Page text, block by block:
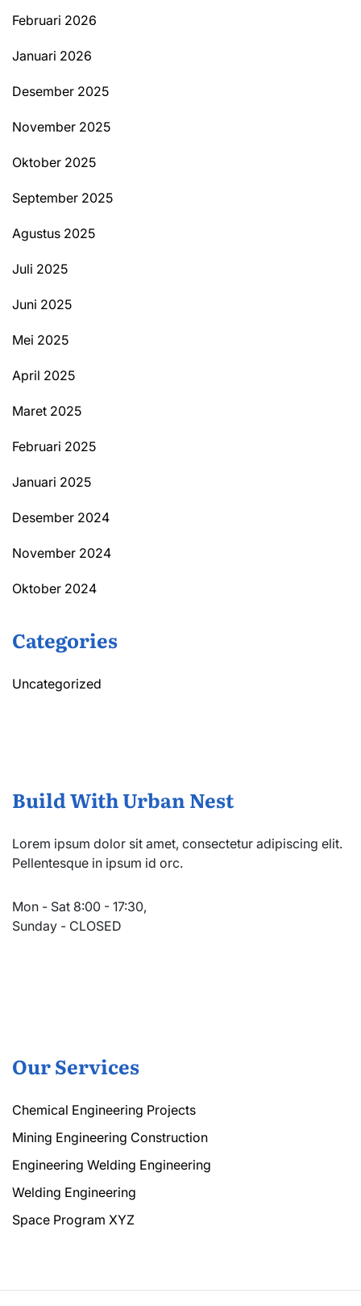
Februari 2026
Januari 2026
Desember 2025
November 2025
Oktober 2025
September 2025
Agustus 2025
Juli 2025
Juni 2025
Mei 2025
April 2025
Maret 2025
Februari 2025
Januari 2025
Desember 2024
November 2024
Oktober 2024
Categories
Uncategorized
Build With Urban Nest
Lorem ipsum dolor sit amet, consectetur adipiscing elit.
Pellentesque in ipsum id orc.
Mon - Sat 8:00 - 17:30,
Sunday - CLOSED
Our Services
Chemical Engineering Projects
Mining Engineering Construction
Engineering Welding Engineering
Welding Engineering
Space Program XYZ